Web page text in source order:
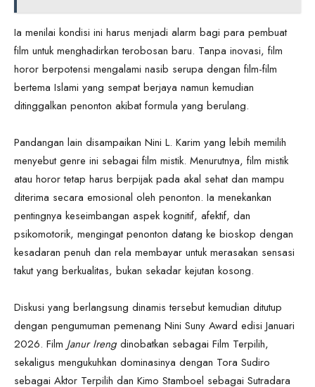
Ia menilai kondisi ini harus menjadi alarm bagi para pembuat
film untuk menghadirkan terobosan baru. Tanpa inovasi, film
horor berpotensi mengalami nasib serupa dengan film-film
bertema Islami yang sempat berjaya namun kemudian
ditinggalkan penonton akibat formula yang berulang.
Pandangan lain disampaikan Nini L. Karim yang lebih memilih
menyebut genre ini sebagai film mistik. Menurutnya, film mistik
atau horor tetap harus berpijak pada akal sehat dan mampu
diterima secara emosional oleh penonton. Ia menekankan
pentingnya keseimbangan aspek kognitif, afektif, dan
psikomotorik, mengingat penonton datang ke bioskop dengan
kesadaran penuh dan rela membayar untuk merasakan sensasi
takut yang berkualitas, bukan sekadar kejutan kosong.
Diskusi yang berlangsung dinamis tersebut kemudian ditutup
dengan pengumuman pemenang Nini Suny Award edisi Januari
2026. Film Janur Irengdinobatkan sebagai Film Terpilih,
sekaligus mengukuhkan dominasinya dengan Tora Sudiro
sebagai Aktor Terpilih dan Kimo Stamboel sebagai Sutradara